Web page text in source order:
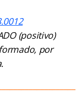
(positivo)
por